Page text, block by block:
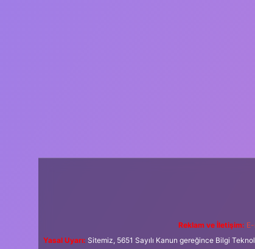
Reklam ve İletişim:
Yasal Uyarı: Sitemiz, 5651 Sayılı Kanun gereğince Bilgi